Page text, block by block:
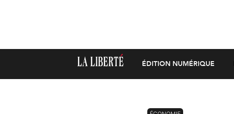
ÉDITION NUMÉRIQUE